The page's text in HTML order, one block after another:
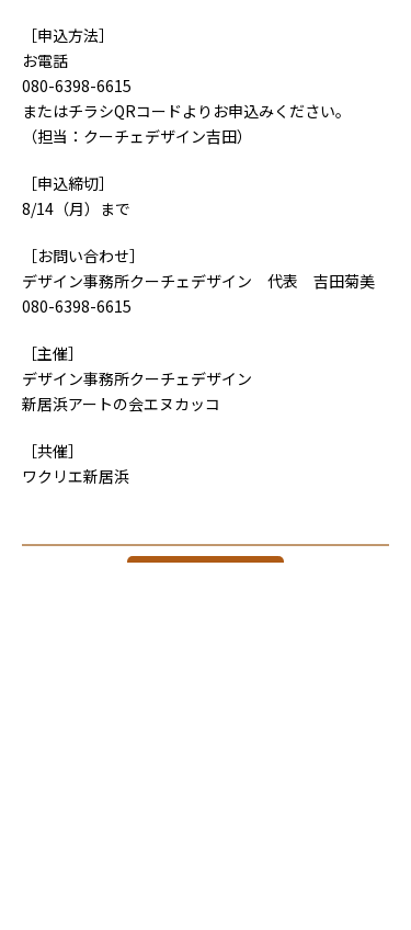
［申込方法］
お電話
080-6398-6615
またはチラシQRコードよりお申込みください。
（担当：クーチェデザイン吉田）
［申込締切］
8/14（月）まで
［お問い合わせ］
デザイン事務所クーチェデザイン 代表 吉田菊美
080-6398-6615
［主催］
デザイン事務所クーチェデザイン
新居浜アートの会エヌカッコ
［共催］
ワクリエ新居浜